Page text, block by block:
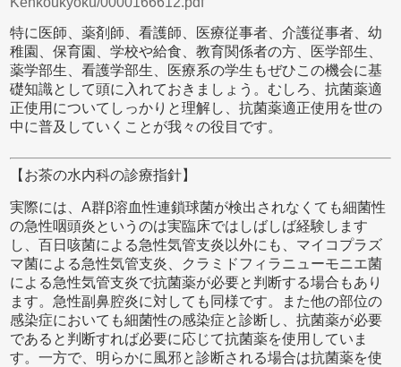
特に医師、薬剤師、看護師、医療従事者、介護従事者、幼
稚園、保育園、学校や給食、教育関係者の方、医学部生、
薬学部生、看護学部生、医療系の学生もぜひこの機会に基
礎知識として頭に入れておきましょう。むしろ、抗菌薬適
正使用についてしっかりと理解し、抗菌薬適正使用を世の
中に普及していくことが我々の役目です。
【お茶の水内科の診療指針】
実際には、A群β溶血性連鎖球菌が検出されなくても細菌性
の急性咽頭炎というのは実臨床ではしばしば経験します
し、百日咳菌による急性気管支炎以外にも、マイコプラズ
マ菌による急性気管支炎、クラミドフィラニューモニエ菌
による急性気管支炎で抗菌薬が必要と判断する場合もあり
ます。急性副鼻腔炎に対しても同様です。また他の部位の
感染症においても細菌性の感染症と診断し、抗菌薬が必要
であると判断すれば必要に応じて抗菌薬を使用していま
す。一方で、明らかに風邪と診断される場合は抗菌薬を使